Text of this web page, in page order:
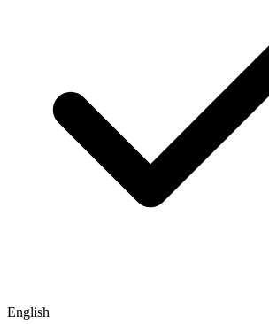
English